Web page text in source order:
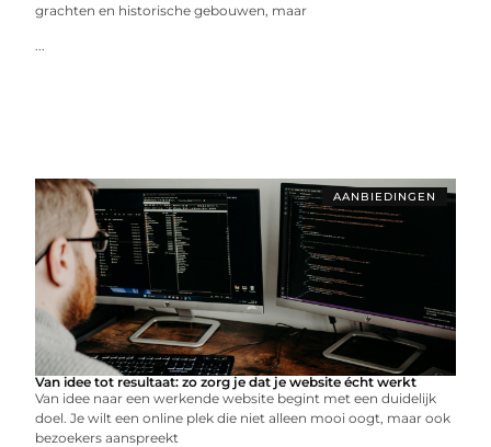
grachten en historische gebouwen, maar
...
AANBIEDINGEN
Van idee tot resultaat: zo zorg je dat je website écht werkt
Van idee naar een werkende website begint met een duidelijk
doel. Je wilt een online plek die niet alleen mooi oogt, maar ook
bezoekers aanspreekt